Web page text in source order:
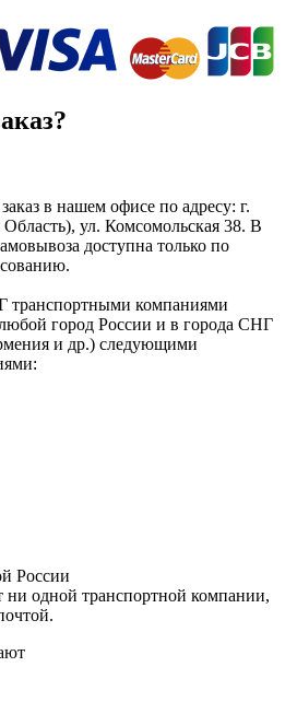
в нашем офисе по адресу: г.
ул. Комсомольская 38. В
доступна только по
транспортными компаниями
город России и в города СНГ
и др.) следующими
России
ни одной транспортной компании,